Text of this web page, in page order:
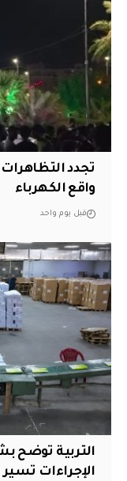
تجدد
واقع الكهرباء
قبل يوم واحد
التربية توضح
الإجراءات